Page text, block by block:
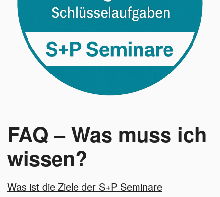
FAQ – Was muss ich
wissen?
Was ist die Ziele der S+P Seminare